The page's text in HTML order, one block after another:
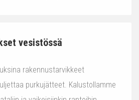
vesistössä
rakennustarvikkeet
purkujätteet. Kalustollamme